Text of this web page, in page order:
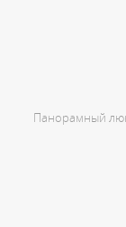
Панорамный